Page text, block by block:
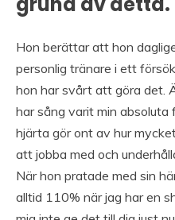
Hon berättar att hon
personlig tränare i ett
hon har svårt att göra det.
har sång varit min
hjärta gör ont av hur
att jobba med och
När hon pratade med sin
alltid 110% när jag har en